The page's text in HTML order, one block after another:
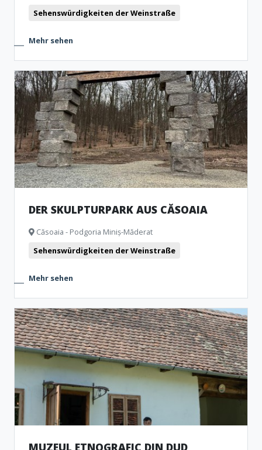
Sehenswürdigkeiten der Weinstraße
Mehr sehen
DER SKULPTURPARK AUS CĂSOAIA
Căsoaia - Podgoria Miniș-Măderat
Sehenswürdigkeiten der Weinstraße
Mehr sehen
MUZEUL ETNOGRAFIC DIN DUD